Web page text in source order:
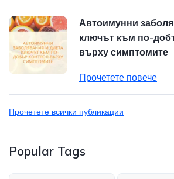
Автоимунни
ключът към по-
върху симптомите
Прочетете повече
Прочетете всички публикации
Popular Tags